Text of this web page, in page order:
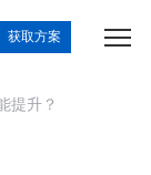
获取方案
提升？